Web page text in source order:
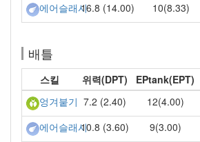
에어슬래시16.8 (14.00) 10(8.33)
배틀
스킬 위력(DPT) EPtank(EPT)
엉겨붙기 7.2 (2.40) 12(4.00)
에어슬래시10.8 (3.60) 9(3.00)